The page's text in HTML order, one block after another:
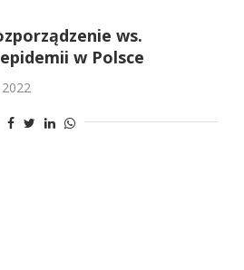
ws.
w Polsce